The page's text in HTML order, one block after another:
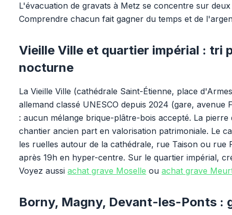
L'évacuation de gravats à Metz se concentre sur
Comprendre chacun fait gagner du temps et de
Vieille Ville et quartier impérial : tri
nocturne
La Vieille Ville (cathédrale Saint-Étienne, place
allemand classé UNESCO depuis 2024 (gare,
: aucun mélange brique-plâtre-bois accepté. La
chantier ancien part en valorisation patrimoniale. Le
les ruelles autour de la cathédrale, rue Taison ou
après 19h en hyper-centre. Sur le quartier impérial,
Voyez aussiachat grave Moselle ouachat grave
Borny, Magny, Devant-les-Ponts :